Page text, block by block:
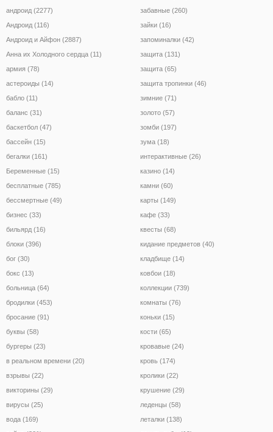
андроид (2277)
Андроид (116)
Андроид и Айфон (2887)
Анна их Холодного сердца (11)
армия (78)
астероиды (14)
бабло (11)
баланс (31)
баскетбол (47)
бассейн (15)
бегалки (161)
Беременные (15)
бесплатные (785)
бессмертные (49)
бизнес (33)
бильярд (16)
блоки (396)
бог (30)
бокс (13)
больница (64)
бродилки (453)
бросание (91)
буквы (58)
бургеры (23)
в реальном времени (20)
взрывы (22)
викторины (29)
вирусы (25)
вода (169)
забавные (260)
зайки (16)
запоминалки (42)
защита (131)
защита (65)
защита тропинки (46)
зимние (71)
золото (57)
зомби (197)
зума (18)
интерактивные (26)
казино (14)
камни (60)
карты (149)
кафе (33)
квесты (68)
кидание предметов (40)
кладбище (14)
ковбои (18)
коллекции (739)
комнаты (76)
коньки (15)
кости (65)
кровавые (24)
кровь (174)
кролики (22)
крушение (29)
леденцы (58)
леталки (138)